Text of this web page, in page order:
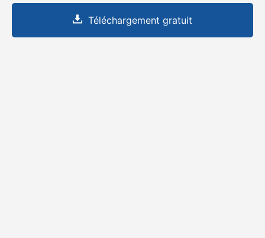
Téléchargement gratuit